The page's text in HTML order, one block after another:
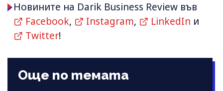
Новините на Darik Business Review във
Facebook, Instagram, LinkedIn и
Twitter!
Още по темата